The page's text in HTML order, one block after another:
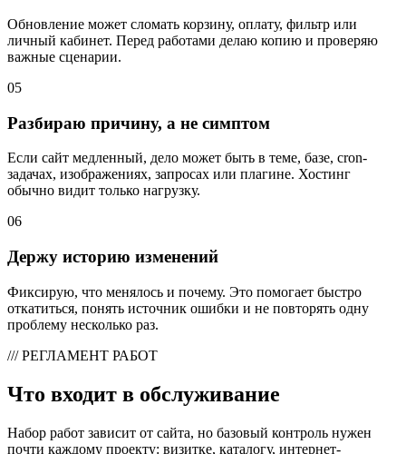
Обновление может сломать корзину, оплату, фильтр или
личный кабинет. Перед работами делаю копию и проверяю
важные сценарии.
05
Разбираю причину, а не симптом
Если сайт медленный, дело может быть в теме, базе, cron-
задачах, изображениях, запросах или плагине. Хостинг
обычно видит только нагрузку.
06
Держу историю изменений
Фиксирую, что менялось и почему. Это помогает быстро
откатиться, понять источник ошибки и не повторять одну
проблему несколько раз.
/// РЕГЛАМЕНТ РАБОТ
Что входит в обслуживание
Набор работ зависит от сайта, но базовый контроль нужен
почти каждому проекту: визитке, каталогу, интернет-